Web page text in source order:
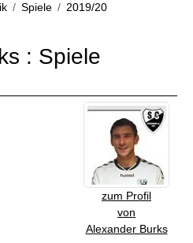
Spiele
2019/20
: Spiele
zum Profil
von
Alexander Burks